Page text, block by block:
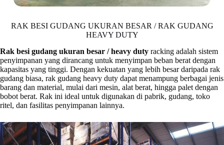
RAK BESI GUDANG UKURAN BESAR / RAK GUDANG
HEAVY DUTY
Rak besi gudang ukuran besar / heavy duty racking adalah sistem
penyimpanan yang dirancang untuk menyimpan beban berat dengan
kapasitas yang tinggi. Dengan kekuatan yang lebih besar daripada rak
gudang biasa, rak gudang heavy duty dapat menampung berbagai jenis
barang dan material, mulai dari mesin, alat berat, hingga palet dengan
bobot berat. Rak ini ideal untuk digunakan di pabrik, gudang, toko
ritel, dan fasilitas penyimpanan lainnya.